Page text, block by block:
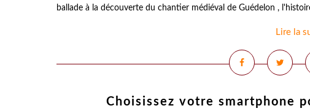
ballade à la découverte du chantier médiéval de Guédelon ,
Lire la
Choisissez votre smartphone